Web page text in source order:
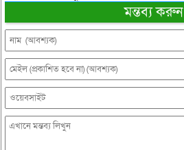
মন্তব্য করুন